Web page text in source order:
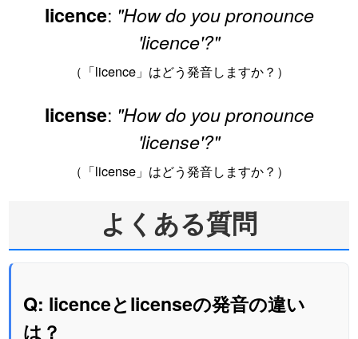
licence: "How do you pronounce
'licence'?"
（「licence」はどう発音しますか？）
license: "How do you pronounce
'license'?"
（「license」はどう発音しますか？）
よくある質問
Q: licenceとlicenseの発音の違い
は？